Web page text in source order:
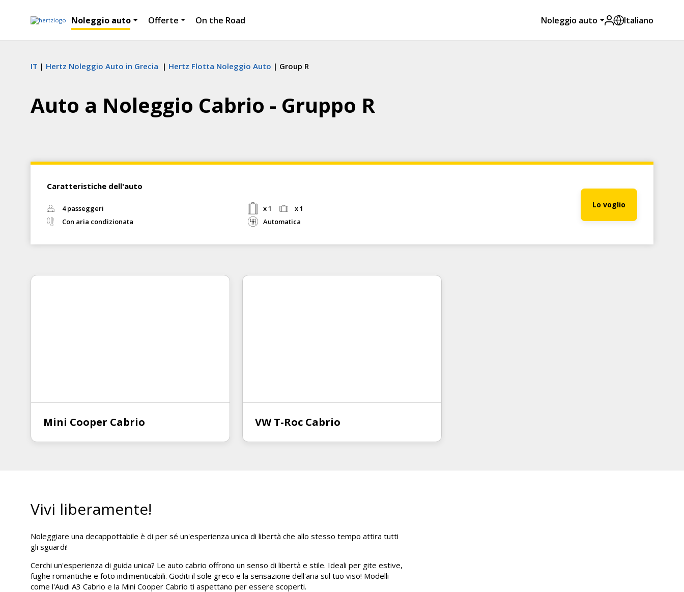
Noleggio auto Offerte On the Road Noleggio auto Italiano
IT Hertz Noleggio Auto in Grecia Hertz Flotta Noleggio Auto Group R
Auto a Noleggio Cabrio - Gruppo R
Caratteristiche dell'auto
4 passeggeri x 1
x 1
Con aria condizionata
Automatica
Lo voglio
Mini Cooper Cabrio VW T-Roc Cabrio
Vivi liberamente!
Noleggiare una decappottabile è di per sé un'esperienza unica di libertà che allo stesso tempo attira tutti
gli sguardi!
Cerchi un'esperienza di guida unica? Le auto cabrio offrono un senso di libertà e stile. Ideali per gite estive,
fughe romantiche e foto indimenticabili. Goditi il sole greco e la sensazione dell'aria sul tuo viso! Modelli
come l'Audi A3 Cabrio e la Mini Cooper Cabrio ti aspettano per essere scoperti.